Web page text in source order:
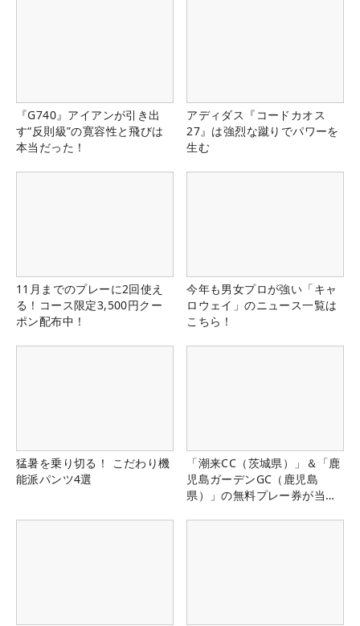
『G740』アイアンが引き出
す“反則級”の寛容性と飛びは
本当だった！
アディダス『コードカオス
27』は強烈な蹴りでパワーを
生む
11月までのプレーに2回使え
る！コース限定3,500円クー
ポン配布中！
今年も男女プロが強い「キャ
ロウェイ」のニュース一覧は
こちら！
猛暑を乗り切る！ こだわり機
能派パンツ4選
「潮来CC（茨城県）」＆「鹿
児島ガーデンGC（鹿児島
県）」の無料プレー券が当た